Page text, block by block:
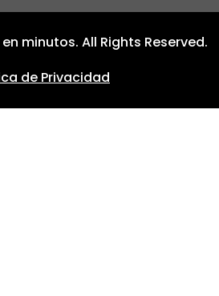
minutos. All Rights Reserved.
de Privacidad